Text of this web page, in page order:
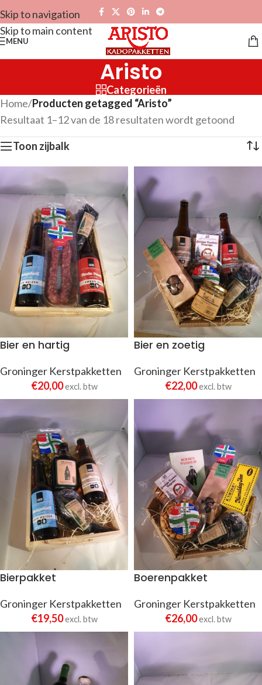
Skip to navigation
Skip to main content
MENU
Aristo
Categorieën
Home/Producten getagged “Aristo”
Resultaat 1–12 van de 18 resultaten wordt getoond
Toon zijbalk
Bier en hartig
Groninger Kerstpakketten
€20,00 excl. btw
Bier en zoetig
Groninger Kerstpakketten
€22,00 excl. btw
Bierpakket
Groninger Kerstpakketten
€19,50 excl. btw
Boerenpakket
Groninger Kerstpakketten
€26,00 excl. btw